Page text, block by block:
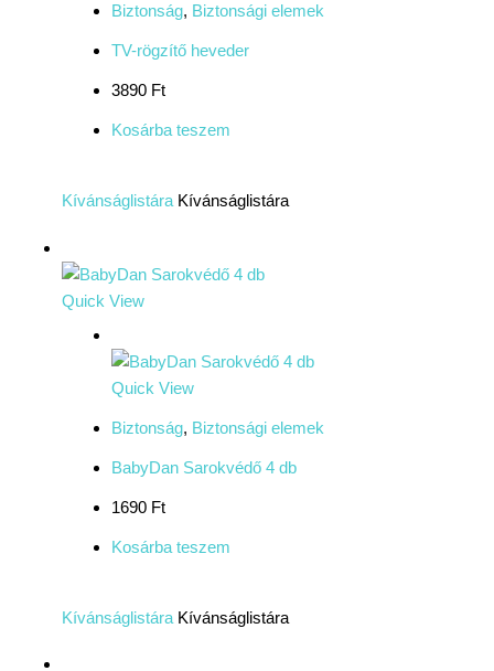
Biztonság, Biztonsági elemek
TV-rögzítő heveder
3890 Ft
Kosárba teszem
KívánságlistáraKívánságlistára
Quick View
Quick View
Biztonság, Biztonsági elemek
BabyDan Sarokvédő 4 db
1690 Ft
Kosárba teszem
KívánságlistáraKívánságlistára